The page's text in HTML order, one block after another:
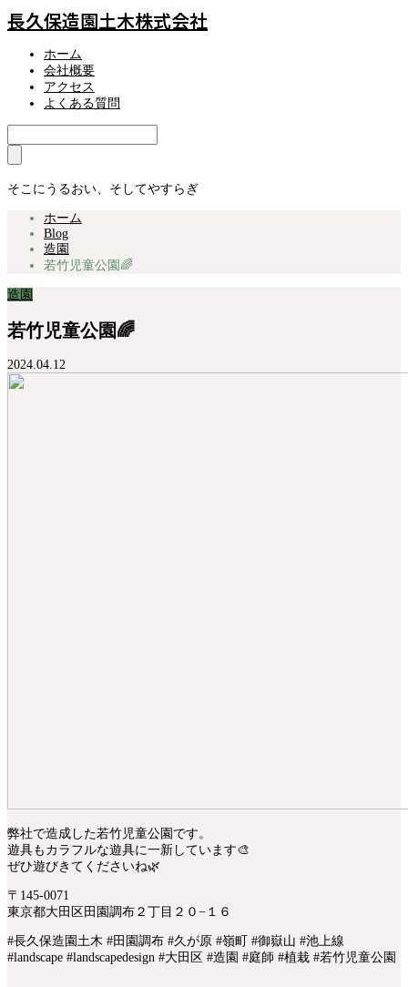
長久保造園土木株式会社
ホーム
会社概要
アクセス
よくある質問
そこにうるおい、そしてやすらぎ
ホーム
Blog
造園
若竹児童公園🌈
造園
若竹児童公園🌈
2024.04.12
弊社で造成した若竹児童公園です。
遊具もカラフルな遊具に一新しています🎨
ぜひ遊びきてくださいね🌿
〒145-0071
東京都大田区田園調布２丁目２０−１６
#長久保造園土木 #田園調布 #久が原 #嶺町 #御嶽山 #池上線
#landscape #landscapedesign #大田区 #造園 #庭師 #植栽 #若竹児童公園